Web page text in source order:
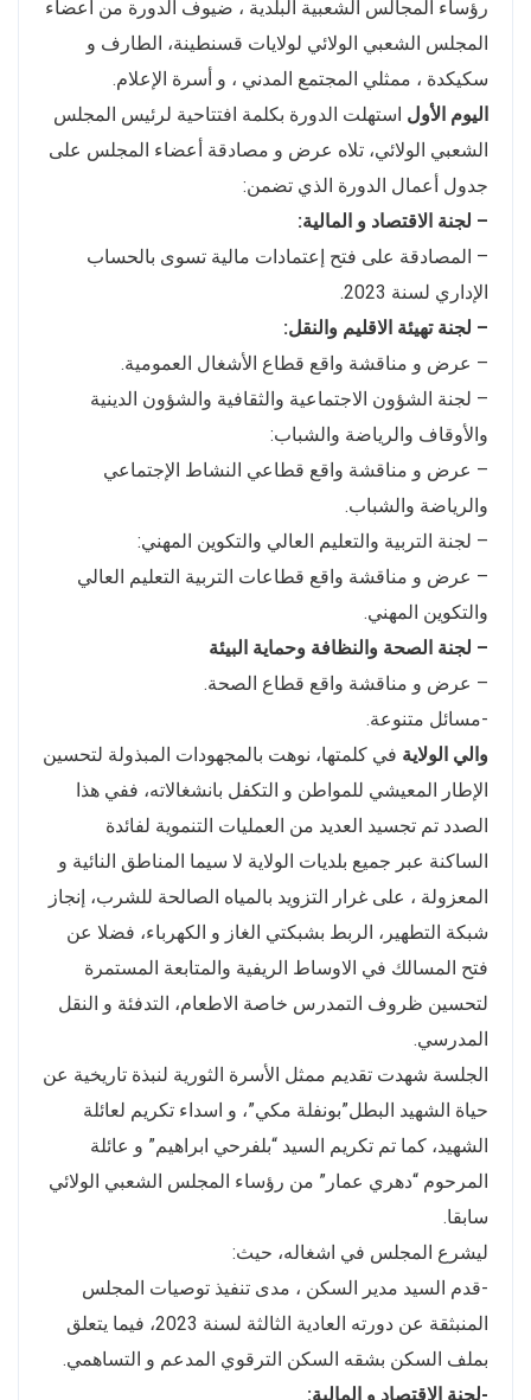
رؤساء المجالس الشعبية البلدية ، ضيوف الدورة من أعضاء
المجلس الشعبي الولائي لولايات قسنطينة، الطارف و
سكيكدة ، ممثلي المجتمع المدني ، و أسرة الإعلام.
اليوم الأول استهلت الدورة بكلمة افتتاحية لرئيس المجلس
الشعبي الولائي، تلاه عرض و مصادقة أعضاء المجلس على
جدول أعمال الدورة الذي تضمن:
– لجنة الاقتصاد و المالية:
– المصادقة على فتح إعتمادات مالية تسوى بالحساب
الإداري لسنة 2023.
– لجنة تهيئة الاقليم والنقل:
– عرض و مناقشة واقع قطاع الأشغال العمومية.
– لجنة الشؤون الاجتماعية والثقافية والشؤون الدينية
والأوقاف والرياضة والشباب:
– عرض و مناقشة واقع قطاعي النشاط الإجتماعي
والرياضة والشباب.
– لجنة التربية والتعليم العالي والتكوين المهني:
– عرض و مناقشة واقع قطاعات التربية التعليم العالي
والتكوين المهني.
– لجنة الصحة والنظافة وحماية البيئة
– عرض و مناقشة واقع قطاع الصحة.
-مسائل متنوعة.
والي الولاية في كلمتها، نوهت بالمجهودات المبذولة لتحسين
الإطار المعيشي للمواطن و التكفل بانشغالاته، ففي هذا
الصدد تم تجسيد العديد من العمليات التنموية لفائدة
الساكنة عبر جميع بلديات الولاية لا سيما المناطق النائية و
المعزولة ، على غرار التزويد بالمياه الصالحة للشرب، إنجاز
شبكة التطهير، الربط بشبكتي الغاز و الكهرباء، فضلا عن
فتح المسالك في الاوساط الريفية والمتابعة المستمرة
لتحسين ظروف التمدرس خاصة الاطعام، التدفئة و النقل
المدرسي.
الجلسة شهدت تقديم ممثل الأسرة الثورية لنبذة تاريخية عن
حياة الشهيد البطل”بونفلة مكي”، و اسداء تكريم لعائلة
الشهيد، كما تم تكريم السيد “بلفرحي ابراهيم” و عائلة
المرحوم “دهري عمار” من رؤساء المجلس الشعبي الولائي
سابقا.
ليشرع المجلس في اشغاله، حيث:
-قدم السيد مدير السكن ، مدى تنفيذ توصيات المجلس
المنبثقة عن دورته العادية الثالثة لسنة 2023، فيما يتعلق
بملف السكن بشقه السكن الترقوي المدعم و التساهمي.
-لجنة الاقتصاد و المالية: